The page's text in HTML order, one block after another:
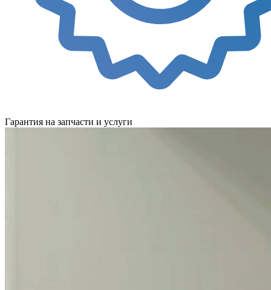
Гарантия на запчасти и услуги